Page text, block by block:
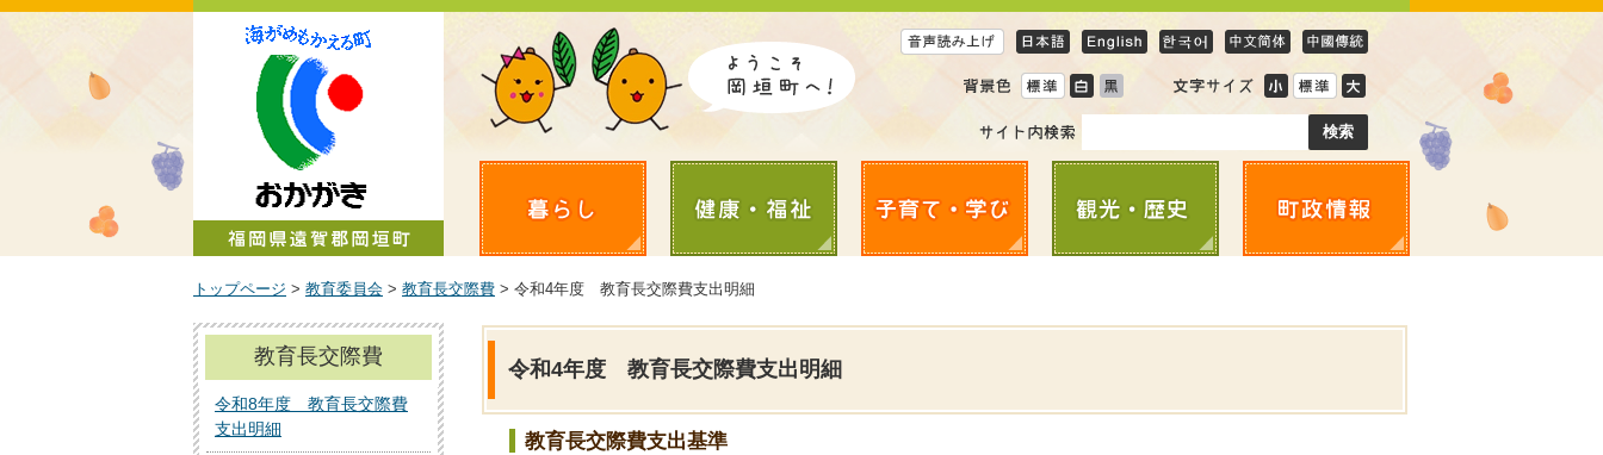
トップページ > 教育委員会 > 教育長交際費 > 令和4年度 教育長交際費支出明細
令和4年度 教育長交際費支出明細
教育長交際費支出基準
教育長交際費
令和8年度 教育長交際費
支出明細